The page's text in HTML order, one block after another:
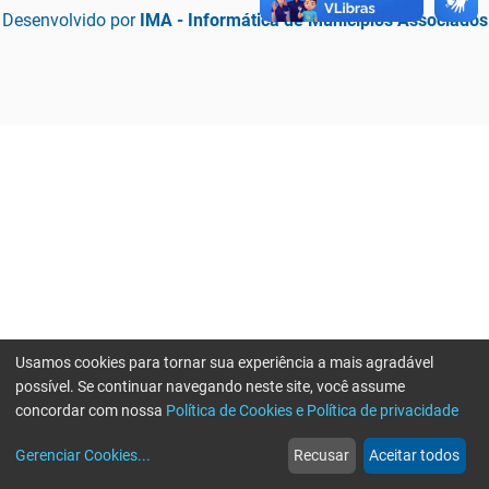
Desenvolvido por IMA - Informática de Municípios Associados
web
Notícias
more_horiz
Mais
Usamos cookies para tornar sua experiência a mais agradável
possível. Se continuar navegando neste site, você assume
concordar com nossa Política de Cookies e Política de privacidade
Gerenciar Cookies... Recusar Aceitar todos
Erro ao enviar informações, por favor tente novamente